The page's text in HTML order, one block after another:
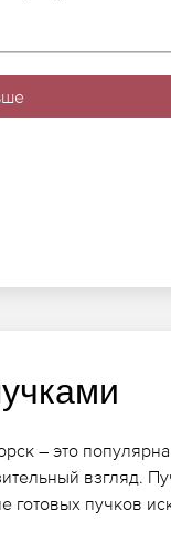
– это
взгляд.
готовых пучков